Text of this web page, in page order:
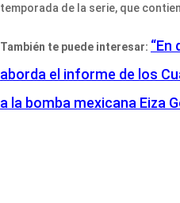
temporada de la serie, que
También te puede interesar: “En
aborda el informe de los
a la bomba mexicana Eiza